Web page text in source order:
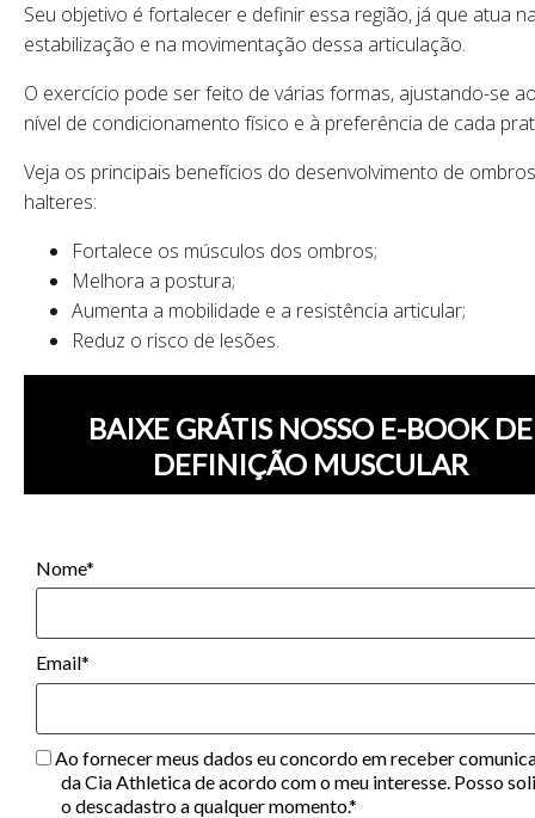
Seu objetivo é fortalecer e definir essa região, já que atua
estabilização e na movimentação dessa articulação.
O exercício pode ser feito de várias formas, ajustando-se
nível de condicionamento físico e à preferência de cada
Veja os principais benefícios do desenvolvimento de
halteres:
Fortalece os músculos dos ombros;
Melhora a postura;
Aumenta a mobilidade e a resistência articular;
Reduz o risco de lesões.
BAIXE GRÁTIS NOSSO E-BOOK DE
DEFINIÇÃO MUSCULAR
Nome*
Email*
Ao fornecer meus dados eu concordo em receber
da Cia Athletica de acordo com o meu interesse. Posso
o descadastro a qualquer momento.*